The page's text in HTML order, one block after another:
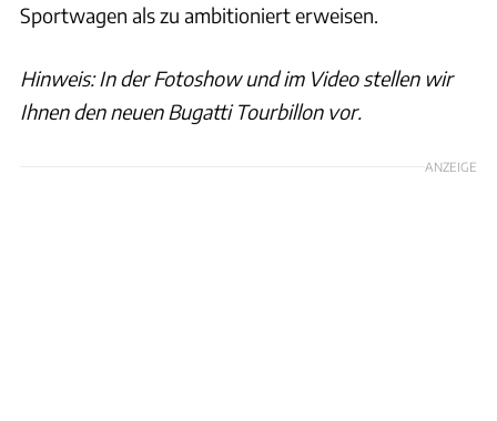
Sportwagen als zu ambitioniert erweisen.
Hinweis: In der Fotoshow und im Video stellen wir
Ihnen den neuen Bugatti Tourbillon vor.
ANZEIGE